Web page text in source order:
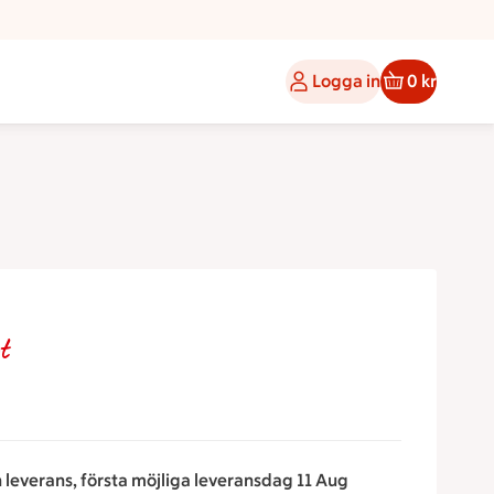
Logga in 0 kr
första möjliga leveransdag 11 Aug